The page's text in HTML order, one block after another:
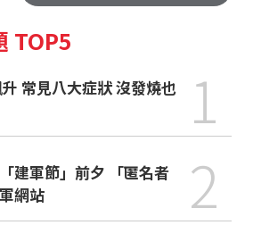
TOP5
1
建軍節」前夕 「匿名者
網站
2